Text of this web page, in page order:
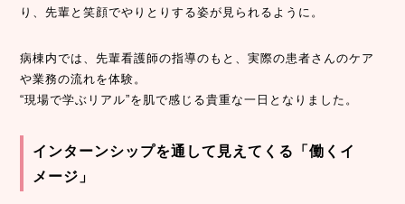
り、先輩と笑顔でやりとりする姿が見られるように。
病棟内では、先輩看護師の指導のもと、実際の患者さんのケア
や業務の流れを体験。
“現場で学ぶリアル”を肌で感じる貴重な一日となりました。
インターンシップを通して見えてくる「働くイ
メージ」